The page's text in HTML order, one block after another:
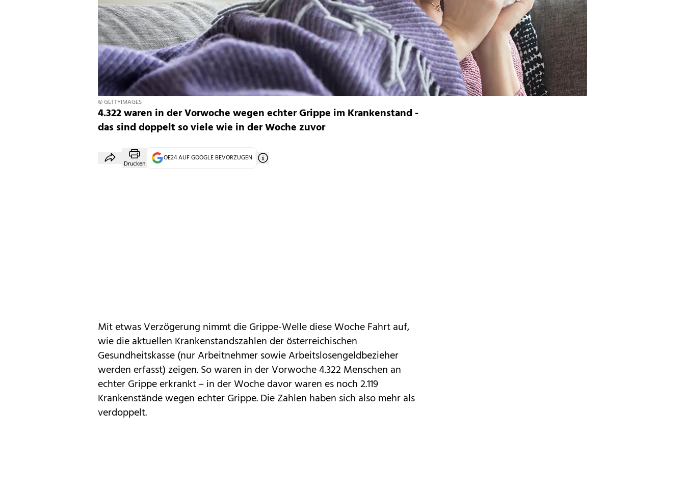
© GETTYIMAGES
4.322 waren in der Vorwoche wegen echter Grippe im Krankenstand -
das sind doppelt so viele wie in der Woche zuvor
Drucken
OE24 AUF GOOGLE BEVORZUGEN
Mit etwas Verzögerung nimmt die Grippe-Welle diese Woche Fahrt auf,
wie die aktuellen Krankenstandszahlen der österreichischen
Gesundheitskasse (nur Arbeitnehmer sowie Arbeitslosengeldbezieher
werden erfasst) zeigen. So waren in der Vorwoche 4.322 Menschen an
echter Grippe erkrankt – in der Woche davor waren es noch 2.119
Krankenstände wegen echter Grippe. Die Zahlen haben sich also mehr als
verdoppelt.